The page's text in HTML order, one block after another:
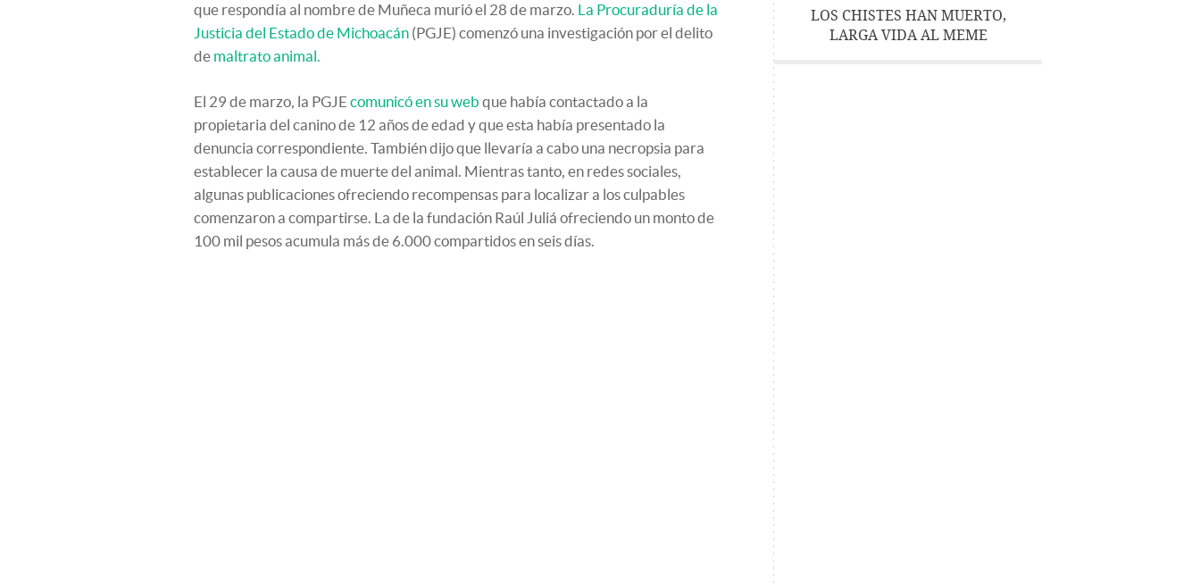
que respondía al nombre de Muñeca murió el 28 de marzo. La Procuraduría de la
Justicia del Estado de Michoacán (PGJE) comenzó una investigación por el delito
de maltrato animal.
El 29 de marzo, la PGJE comunicó en su web que había contactado a la
propietaria del canino de 12 años de edad y que esta había presentado la
denuncia correspondiente. También dijo que llevaría a cabo una necropsia para
establecer la causa de muerte del animal. Mientras tanto, en redes sociales,
algunas publicaciones ofreciendo recompensas para localizar a los culpables
comenzaron a compartirse. La de la fundación Raúl Juliá ofreciendo un monto de
100 mil pesos acumula más de 6.000 compartidos en seis días.
LOS CHISTES HAN MUERTO,
LARGA VIDA AL MEME